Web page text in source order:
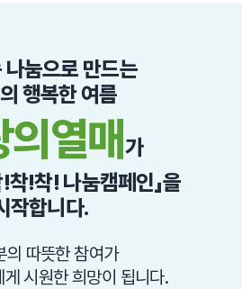
나눔으로 만드는
행복한 여름
열매 가
!착!착! 나눔캠페인」을
작합니다.
의 따뜻한 참여가
시원한 희망이 됩니다.